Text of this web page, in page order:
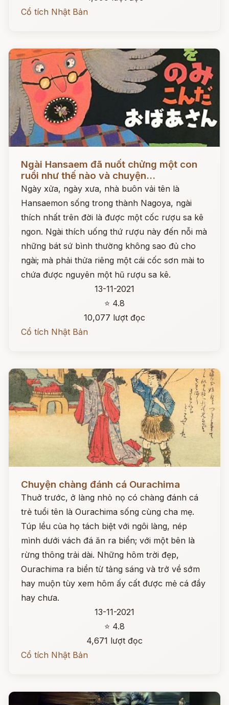
Cổ tích Nhật Bản
Ngài Hansaem đã nuốt chửng một con
ruồi như thế nào và chuyện...
Ngày xửa, ngày xưa, nhà buôn vải tên là
Hansaemon sống trong thành Nagoya, ngài
thích nhất trên đời là được một cốc rượu sa kê
ngon. Ngài thích uống thứ rượu này đến nỗi mà
những bát sứ bình thường không sao đủ cho
ngài; mà phải thửa riêng một cái cốc sơn mài to
chứa được nguyên một hũ rượu sa kê.
13-11-2021
⭐ 4.8
10,077 lượt đọc
Cổ tích Nhật Bản
Chuyện chàng đánh cá Ourachima
Thuở trước, ở làng nhỏ nọ có chàng đánh cá
trẻ tuổi tên là Ourachima sống cùng cha mẹ.
Túp lều của họ tách biệt với ngôi làng, nép
mình dưới vách đá ăn ra biển; với một bên là
rừng thông trải dài. Những hôm trời đẹp,
Ourachima ra biển từ tảng sáng và trở về sớm
hay muộn tùy xem hôm ấy cất được mẻ cá đầy
hay chưa.
13-11-2021
⭐ 4.8
4,671 lượt đọc
Cổ tích Nhật Bản